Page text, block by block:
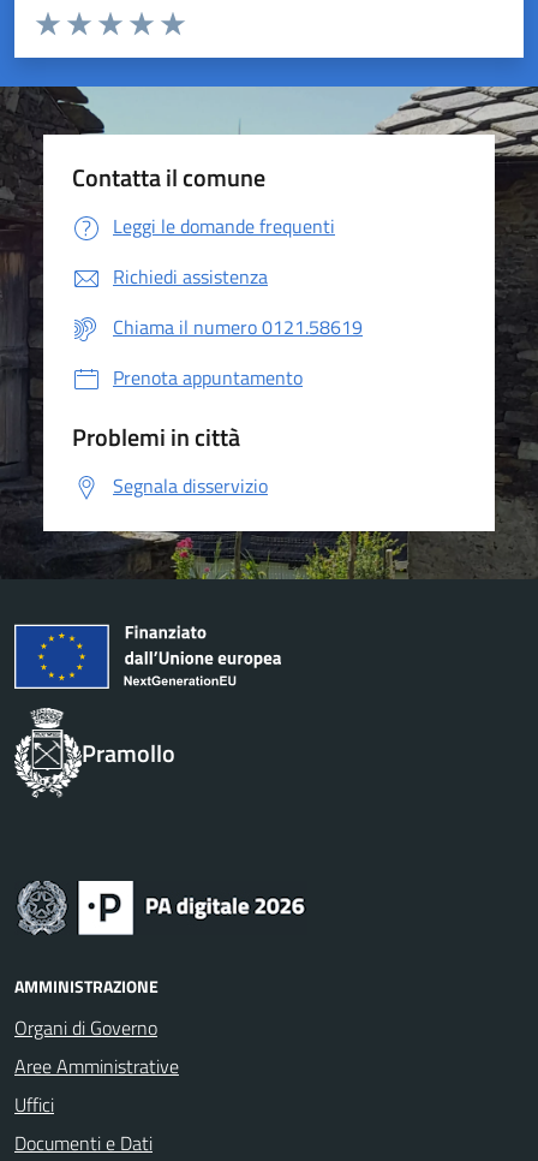
Valuta da 1 a 5 stelle la pagina
Valuta 5 stelle su 5
Valuta 4 stelle su 5
Valuta 3 stelle su 5
Valuta 2 stelle su 5
Valuta 1 stelle su 5
Contatta il comune
Leggi le domande frequenti
Richiedi assistenza
Chiama il numero 0121.58619
Prenota appuntamento
Problemi in città
Segnala disservizio
Pramollo
AMMINISTRAZIONE
Organi di Governo
Aree Amministrative
Uffici
Documenti e Dati